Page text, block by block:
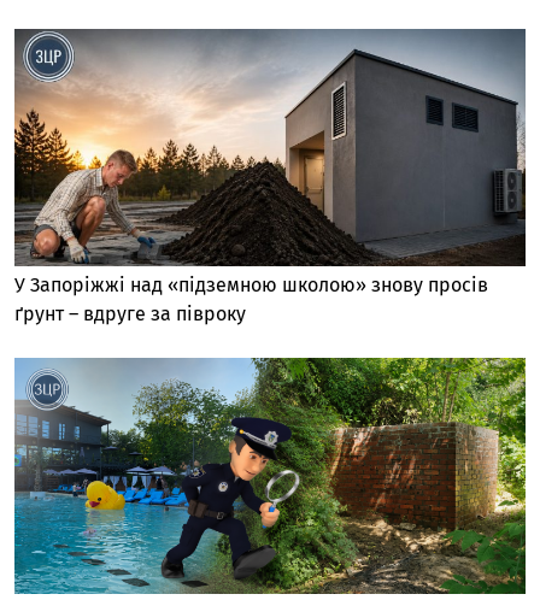
У Запоріжжі над «підземною школою» знову просів
ґрунт – вдруге за півроку